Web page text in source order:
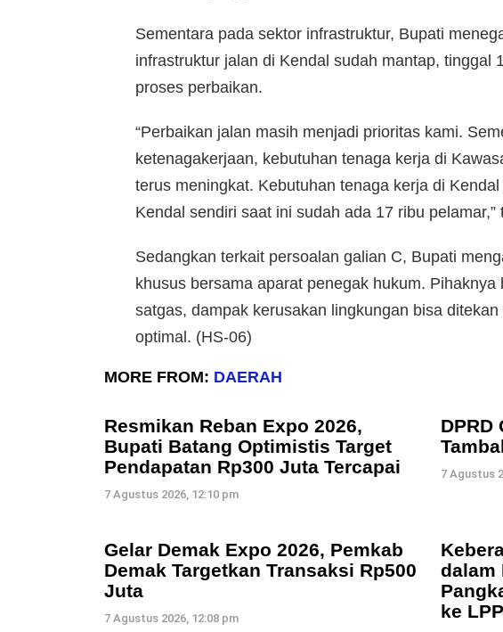
Sementara pada sektor infrastruktur, Bupati
infrastruktur jalan di Kendal sudah mantap, tinggal
proses perbaikan.
“Perbaikan jalan masih menjadi prioritas kami.
ketenagakerjaan, kebutuhan tenaga kerja di
terus meningkat. Kebutuhan tenaga kerja di
Kendal sendiri saat ini sudah ada 17 ribu pelamar,”
Sedangkan terkait persoalan galian C, Bupati
khusus bersama aparat penegak hukum.
satgas, dampak kerusakan lingkungan bisa
optimal. (HS-06)
MORE FROM: DAERAH
Resmikan Reban Expo 2026,
Bupati Batang Optimistis Target
Pendapatan Rp300 Juta Tercapai
7 Agustus 2026, 12:10 pm
DPRD
7 Agustus
Gelar Demak Expo 2026, Pemkab
Demak Targetkan Transaksi Rp500
Juta
7 Agustus 2026, 12:08 pm
dalam
ke